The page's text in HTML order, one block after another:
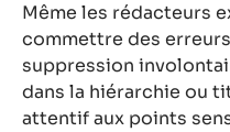
Même les rédacteurs
commettre des
suppression
dans la hiérarchie ou
attentif aux points